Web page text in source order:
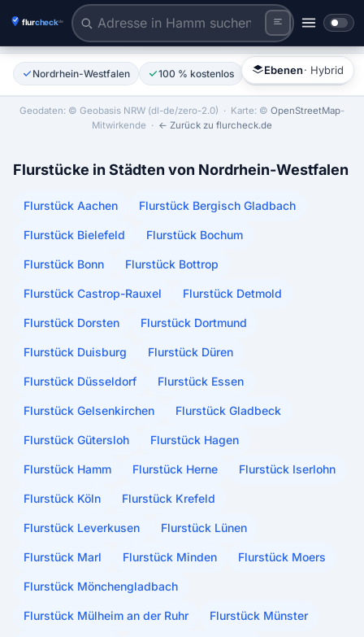
Tiles © Esri | Labels © Esri
Flurstück anklicken
Ebenen· Hybrid
Nordrhein-Westfalen 100 % kostenlos Ohne Anmeldung
Geodaten: © Geobasis NRW (dl-de/zero-2.0) · Karte: © OpenStreetMap-
Mitwirkende · ← Zurück zu flurcheck.de
Flurstücke in Städten von Nordrhein-Westfalen
Flurstück Aachen Flurstück Bergisch Gladbach
Flurstück Bielefeld Flurstück Bochum
Flurstück Bonn Flurstück Bottrop
Flurstück Castrop-Rauxel Flurstück Detmold
Flurstück Dorsten Flurstück Dortmund
Flurstück Duisburg Flurstück Düren
Flurstück Düsseldorf Flurstück Essen
Flurstück Gelsenkirchen Flurstück Gladbeck
Flurstück Gütersloh Flurstück Hagen
Flurstück Hamm Flurstück Herne Flurstück Iserlohn
Flurstück Köln Flurstück Krefeld
Flurstück Leverkusen Flurstück Lünen
Flurstück Marl Flurstück Minden Flurstück Moers
Flurstück Mönchengladbach
Flurstück Mülheim an der Ruhr Flurstück Münster